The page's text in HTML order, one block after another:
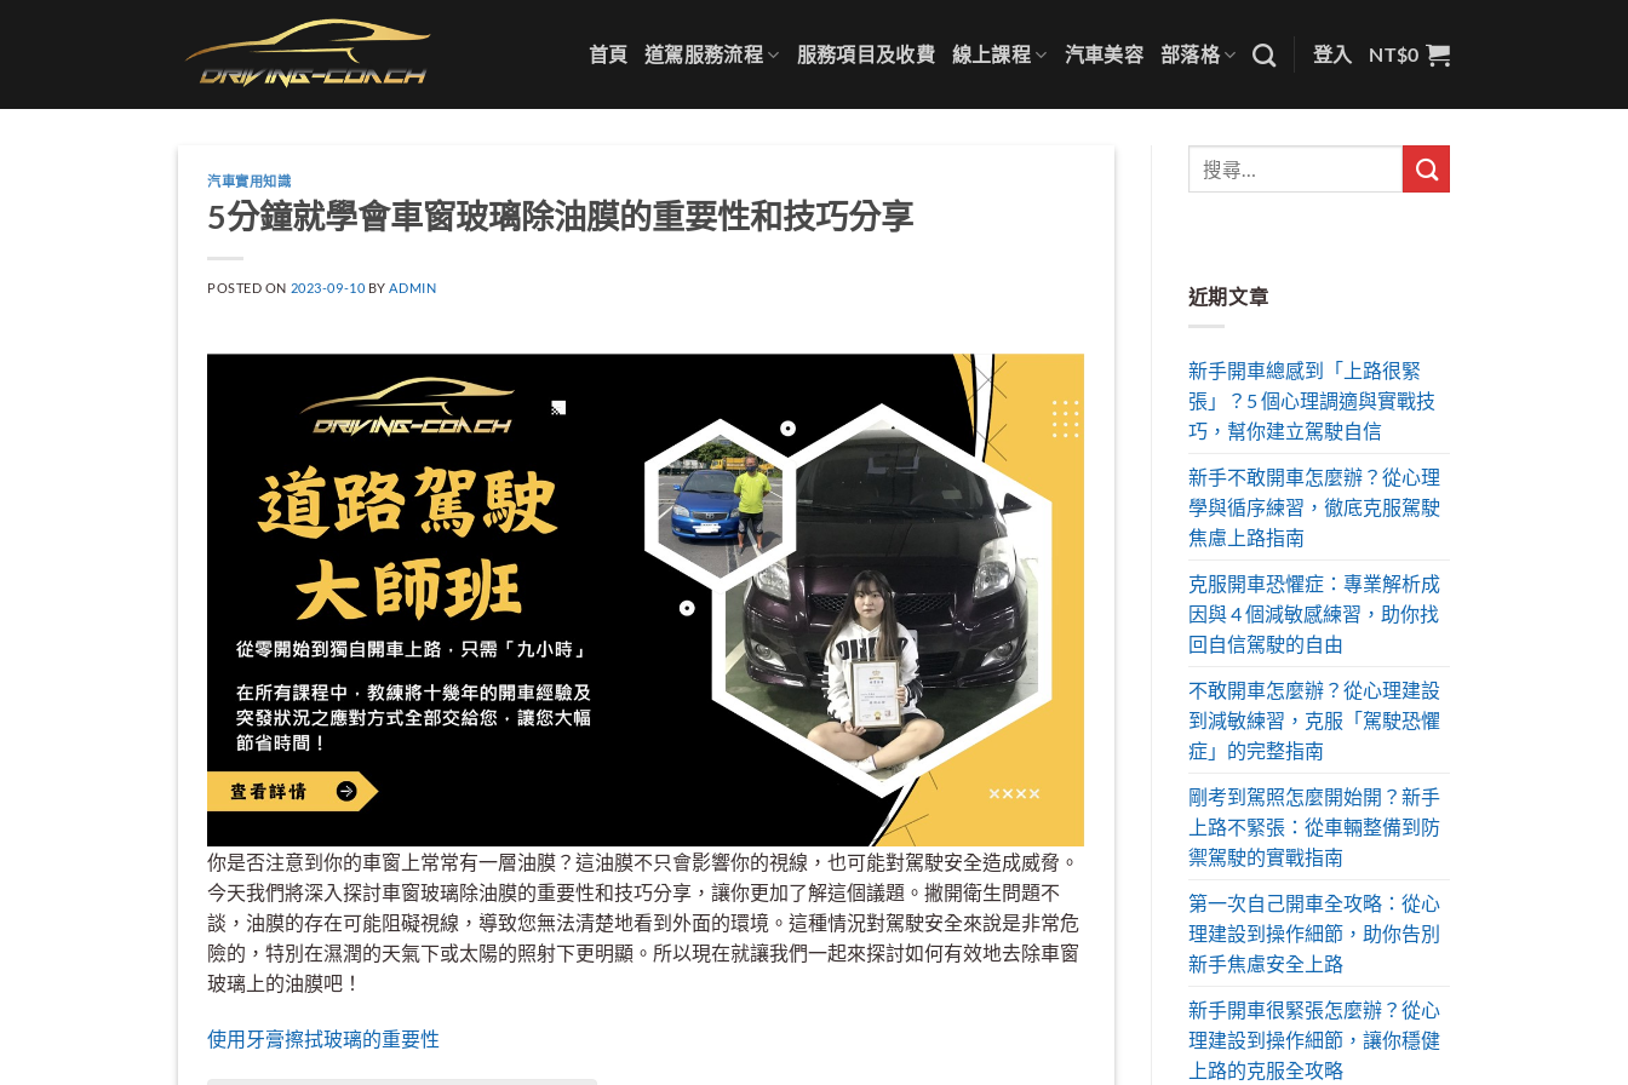
首頁 道駕服務流程 服務項目及收費 線上課程 汽車美容 部落格 登入 NT$0
汽車實用知識
5分鐘就學會車窗玻璃除油膜的重要性和技巧分享
POSTED ON 2023-09-10 BY ADMIN
你是否注意到你的車窗上常常有一層油膜？這油膜不只會影響你的視線，也可能對駕駛安全造成威脅。
今天我們將深入探討車窗玻璃除油膜的重要性和技巧分享，讓你更加了解這個議題。撇開衛生問題不
談，油膜的存在可能阻礙視線，導致您無法清楚地看到外面的環境。這種情況對駕駛安全來說是非常危
險的，特別在濕潤的天氣下或太陽的照射下更明顯。所以現在就讓我們一起來探討如何有效地去除車窗
玻璃上的油膜吧！
使用牙膏擦拭玻璃的重要性
近期文章
新手開車總感到「上路很緊
張」？5 個心理調適與實戰技
巧，幫你建立駕駛自信
新手不敢開車怎麼辦？從心理
學與循序練習，徹底克服駕駛
焦慮上路指南
克服開車恐懼症：專業解析成
因與 4 個減敏感練習，助你找
回自信駕駛的自由
不敢開車怎麼辦？從心理建設
到減敏練習，克服「駕駛恐懼
症」的完整指南
剛考到駕照怎麼開始開？新手
上路不緊張：從車輛整備到防
禦駕駛的實戰指南
第一次自己開車全攻略：從心
理建設到操作細節，助你告別
新手焦慮安全上路
新手開車很緊張怎麼辦？從心
理建設到操作細節，讓你穩健
上路的克服全攻略